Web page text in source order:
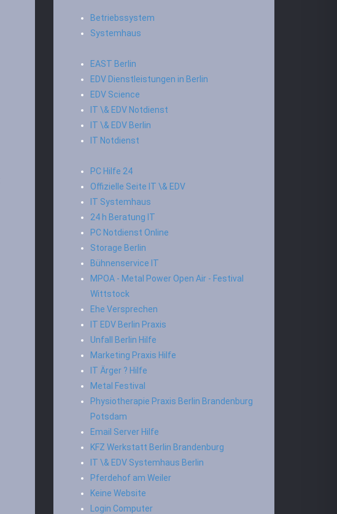
Betriebssystem
Systemhaus
EAST Berlin
EDV Dienstleistungen in Berlin
EDV Science
IT \& EDV Notdienst
IT \& EDV Berlin
IT Notdienst
PC Hilfe 24
Offizielle Seite IT \& EDV
IT Systemhaus
24 h Beratung IT
PC Notdienst Online
Storage Berlin
Bühnenservice IT
MPOA - Metal Power Open Air - Festival
Wittstock
Ehe Versprechen
IT EDV Berlin Praxis
Unfall Berlin Hilfe
Marketing Praxis Hilfe
IT Ärger ? Hilfe
Metal Festival
Physiotherapie Praxis Berlin Brandenburg
Potsdam
Email Server Hilfe
KFZ Werkstatt Berlin Brandenburg
IT \& EDV Systemhaus Berlin
Pferdehof am Weiler
Keine Website
Login Computer